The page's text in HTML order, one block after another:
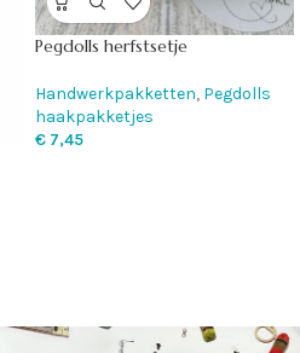
Pegdolls herfstsetje
Handwerkpakketten, Pegdolls
haakpakketjes
€ 7,45